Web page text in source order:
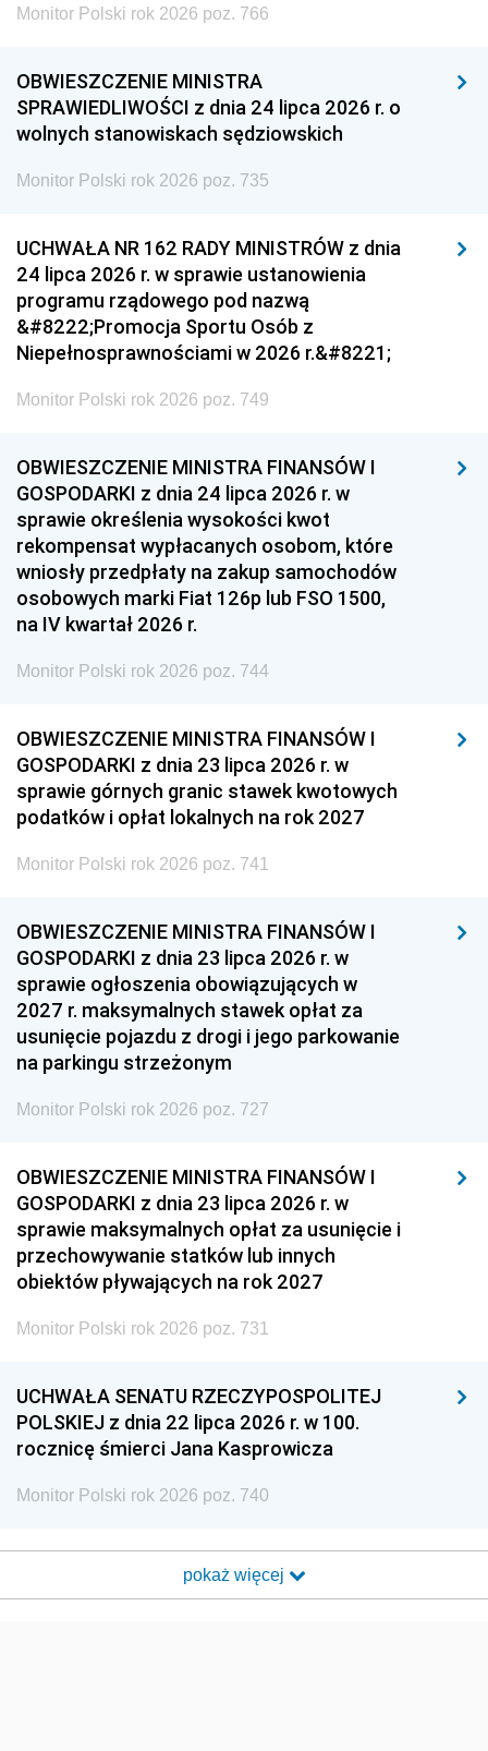
Monitor Polski rok 2026 poz. 766
OBWIESZCZENIE MINISTRA
SPRAWIEDLIWOŚCI z dnia 24 lipca 2026 r. o
wolnych stanowiskach sędziowskich
Monitor Polski rok 2026 poz. 735
UCHWAŁA NR 162 RADY MINISTRÓW z dnia
24 lipca 2026 r. w sprawie ustanowienia
programu rządowego pod nazwą
&#8222;Promocja Sportu Osób z
Niepełnosprawnościami w 2026 r.&#8221;
Monitor Polski rok 2026 poz. 749
OBWIESZCZENIE MINISTRA FINANSÓW I
GOSPODARKI z dnia 24 lipca 2026 r. w
sprawie określenia wysokości kwot
rekompensat wypłacanych osobom, które
wniosły przedpłaty na zakup samochodów
osobowych marki Fiat 126p lub FSO 1500,
na IV kwartał 2026 r.
Monitor Polski rok 2026 poz. 744
OBWIESZCZENIE MINISTRA FINANSÓW I
GOSPODARKI z dnia 23 lipca 2026 r. w
sprawie górnych granic stawek kwotowych
podatków i opłat lokalnych na rok 2027
Monitor Polski rok 2026 poz. 741
OBWIESZCZENIE MINISTRA FINANSÓW I
GOSPODARKI z dnia 23 lipca 2026 r. w
sprawie ogłoszenia obowiązujących w
2027 r. maksymalnych stawek opłat za
usunięcie pojazdu z drogi i jego parkowanie
na parkingu strzeżonym
Monitor Polski rok 2026 poz. 727
OBWIESZCZENIE MINISTRA FINANSÓW I
GOSPODARKI z dnia 23 lipca 2026 r. w
sprawie maksymalnych opłat za usunięcie i
przechowywanie statków lub innych
obiektów pływających na rok 2027
Monitor Polski rok 2026 poz. 731
UCHWAŁA SENATU RZECZYPOSPOLITEJ
POLSKIEJ z dnia 22 lipca 2026 r. w 100.
rocznicę śmierci Jana Kasprowicza
Monitor Polski rok 2026 poz. 740
pokaż więcej